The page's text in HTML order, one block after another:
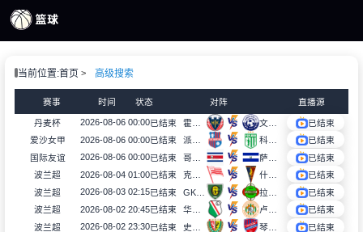
播
闻
当前位置:首页 高级搜索
赛事 时间 状态 对阵 直播源
丹麦杯 2026-08-06 00:00已结束
已结束
爱沙女甲
2026-08-06 00:00已结束
已结束
国际友谊
2026-08-06 00:00已结束
已结束
波兰超
2026-08-04 01:00已结束
已结束
波兰超
2026-08-03 02:15已结束
已结束
波兰超
2026-08-02 20:45已结束
已结束
波兰超
2026-08-02 23:30已结束
已结束